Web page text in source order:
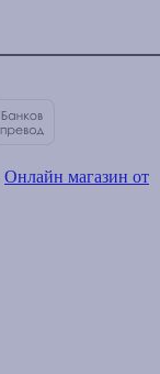
Онлайн магазин от